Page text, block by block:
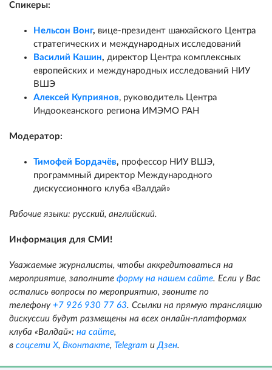
Спикеры:
Нельсон Вонг, вице-президент шанхайского Центра
стратегических и международных исследований
Василий Кашин, директор Центра комплексных
европейских и международных исследований НИУ
ВШЭ
Алексей Куприянов, руководитель Центра
Индоокеанского региона ИМЭМО РАН
Модератор:
Тимофей Бордачёв, профессор НИУ ВШЭ,
программный директор Международного
дискуссионного клуба «Валдай»
Рабочие языки: русский, английский.
Информация для СМИ!
Уважаемые журналисты, чтобы аккредитоваться на
мероприятие, заполните форму на нашем сайте. Если у Вас
остались вопросы по мероприятию, звоните по
телефону +7 926 930 77 63. Ссылки на прямую трансляцию
дискуссии будут размещены на всех онлайн-платформах
клуба «Валдай»: на сайте,
в соцсети X, Вконтакте, Telegram иДзен.